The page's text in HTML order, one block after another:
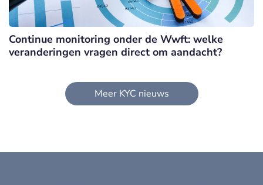
Continue monitoring onder de Wwft: welke
veranderingen vragen direct om aandacht?
Meer KYC nieuws